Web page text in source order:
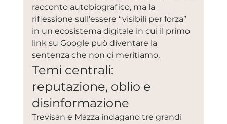
racconto autobiografico, ma la
riflessione sull’essere “visibili per forza”
in un ecosistema digitale in cui il primo
link su Google può diventare la
sentenza che non ci meritiamo.
Temi centrali:
reputazione, oblio e
disinformazione
Trevisan e Mazza indagano tre grandi